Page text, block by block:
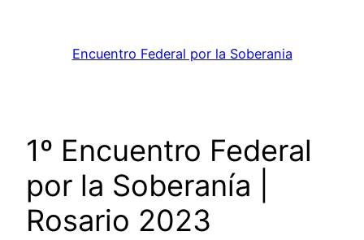
Encuentro Federal por la Soberania
1º Encuentro Federal
por la Soberanía |
Rosario 2023